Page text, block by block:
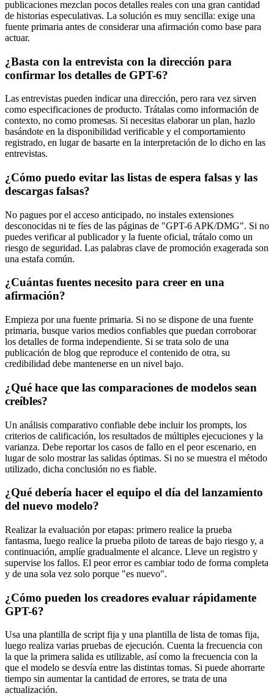
publicaciones mezclan pocos detalles reales con una gran cantidad
de historias especulativas. La solución es muy sencilla: exige una
fuente primaria antes de considerar una afirmación como base para
actuar.
¿Basta con la entrevista con la dirección para
confirmar los detalles de GPT-6?
Las entrevistas pueden indicar una dirección, pero rara vez sirven
como especificaciones de producto. Trátalas como información de
contexto, no como promesas. Si necesitas elaborar un plan, hazlo
basándote en la disponibilidad verificable y el comportamiento
registrado, en lugar de basarte en la interpretación de lo dicho en las
entrevistas.
¿Cómo puedo evitar las listas de espera falsas y las
descargas falsas?
No pagues por el acceso anticipado, no instales extensiones
desconocidas ni te fíes de las páginas de "GPT-6 APK/DMG". Si no
puedes verificar al publicador y la fuente oficial, trátalo como un
riesgo de seguridad. Las palabras clave de promoción exagerada son
una estafa común.
¿Cuántas fuentes necesito para creer en una
afirmación?
Empieza por una fuente primaria. Si no se dispone de una fuente
primaria, busque varios medios confiables que puedan corroborar
los detalles de forma independiente. Si se trata solo de una
publicación de blog que reproduce el contenido de otra, su
credibilidad debe mantenerse en un nivel bajo.
¿Qué hace que las comparaciones de modelos sean
creíbles?
Un análisis comparativo confiable debe incluir los prompts, los
criterios de calificación, los resultados de múltiples ejecuciones y la
varianza. Debe reportar los casos de fallo en el peor escenario, en
lugar de solo mostrar las salidas óptimas. Si no se muestra el método
utilizado, dicha conclusión no es fiable.
¿Qué debería hacer el equipo el día del lanzamiento
del nuevo modelo?
Realizar la evaluación por etapas: primero realice la prueba
fantasma, luego realice la prueba piloto de tareas de bajo riesgo y, a
continuación, amplíe gradualmente el alcance. Lleve un registro y
supervise los fallos. El peor error es cambiar todo de forma completa
y de una sola vez solo porque "es nuevo".
¿Cómo pueden los creadores evaluar rápidamente
GPT-6?
Usa una plantilla de script fija y una plantilla de lista de tomas fija,
luego realiza varias pruebas de ejecución. Cuenta la frecuencia con
la que la primera salida es utilizable, así como la frecuencia con la
que el modelo se desvía entre las distintas tomas. Si puede ahorrarte
tiempo sin aumentar la cantidad de errores, se trata de una
actualización.